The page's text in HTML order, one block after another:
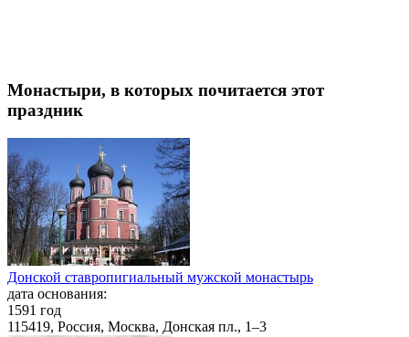
Монастыри, в которых почитается этот
праздник
Донской ставропигиальный мужской монастырь
дата основания:
1591 год
115419, Россия, Москва, Донская пл., 1–3